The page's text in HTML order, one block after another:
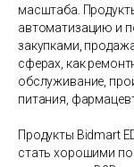
масштаба.
автоматизацию и
закупками,
сферах, как
обслуживание,
питания,
Продукты Bidmart
стать хорошими